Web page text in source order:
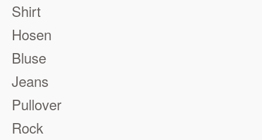
Shirt
Hosen
Bluse
Jeans
Pullover
Rock